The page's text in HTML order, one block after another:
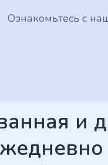
Ознакомьтесь с
и